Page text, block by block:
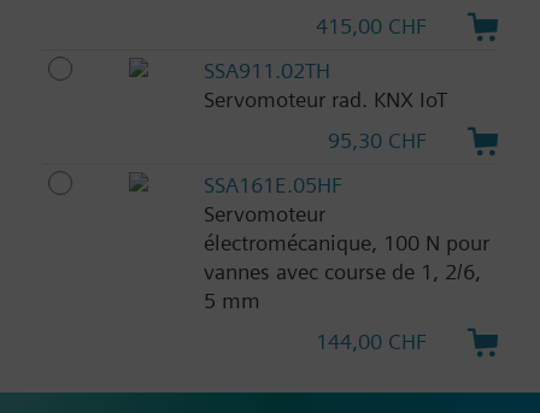
415,00 CHF
SSA911.02TH
Servomoteur rad. KNX IoT
95,30 CHF
SSA161E.05HF
Servomoteur
électromécanique, 100 N pour
vannes avec course de 1, 2/6,
5 mm
144,00 CHF